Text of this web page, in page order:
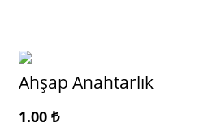
Ahşap Anahtarlık
1.00 ₺